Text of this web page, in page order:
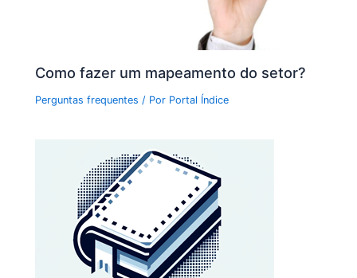
Como fazer um mapeamento do setor?
Perguntas frequentes / Por Portal Índice